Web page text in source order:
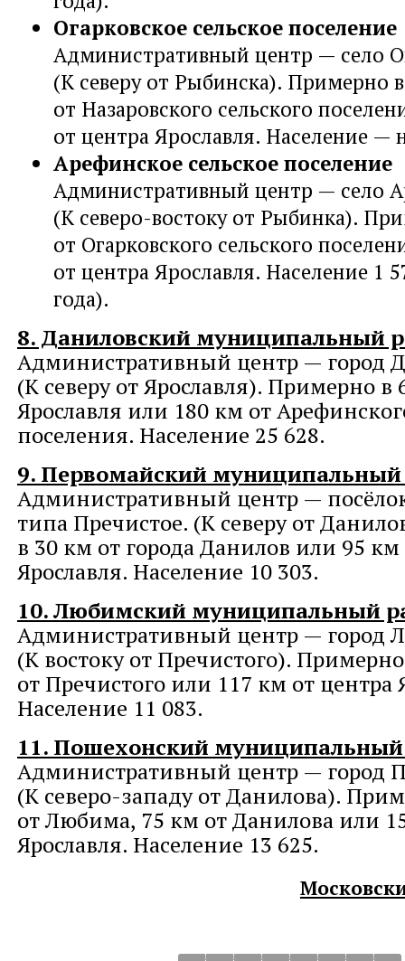
Огарковское сельское поселение
Административный центр — село
(К северу от Рыбинска). Примерно
от Назаровского сельского
от центра Ярославля. Население —
Арефинское сельское поселение
Административный центр — село
(К северо-востоку от Рыбинка).
от Огарковского сельского
от центра Ярославля. Население 1
года).
8. Даниловский муниципальный
Административный центр — город
(К северу от Ярославля). Примерно в
Ярославля или 180 км от
поселения. Население 25 628.
9. Первомайский
Административный центр —
типа Пречистое. (К северу от
в 30 км от города Данилов или 95 км
Ярославля. Население 10 303.
10. Любимский муниципальный
Административный центр — город
(К востоку от Пречистого).
от Пречистого или 117 км от центра
Население 11 083.
11. Пошехонский
Административный центр — город
(К северо-западу от Данилова).
от Любима, 75 км от Данилова или
Ярославля. Население 13 625.